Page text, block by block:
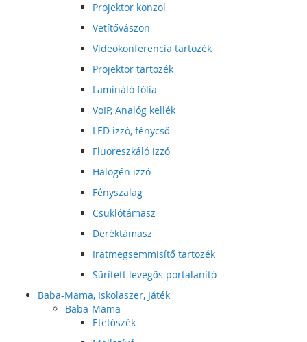
Projektor konzol
Vetítővászon
Videokonferencia tartozék
Projektor tartozék
Lamináló fólia
VoIP, Analóg kellék
LED izzó, fénycső
Fluoreszkáló izzó
Halogén izzó
Fényszalag
Csuklótámasz
Deréktámasz
Iratmegsemmisítő tartozék
Sűrített levegős portalanító
Baba-Mama, Iskolaszer, Játék
Baba-Mama
Etetőszék